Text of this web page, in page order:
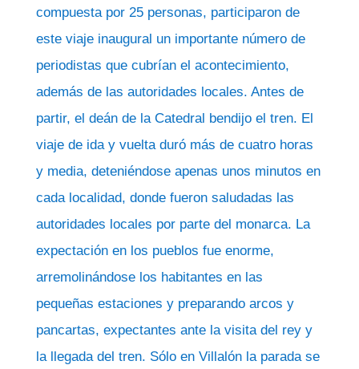
compuesta por 25 personas, participaron de
este viaje inaugural un importante número de
periodistas que cubrían el acontecimiento,
además de las autoridades locales. Antes de
partir, el deán de la Catedral bendijo el tren. El
viaje de ida y vuelta duró más de cuatro horas
y media, deteniéndose apenas unos minutos en
cada localidad, donde fueron saludadas las
autoridades locales por parte del monarca. La
expectación en los pueblos fue enorme,
arremolinándose los habitantes en las
pequeñas estaciones y preparando arcos y
pancartas, expectantes ante la visita del rey y
la llegada del tren. Sólo en Villalón la parada se